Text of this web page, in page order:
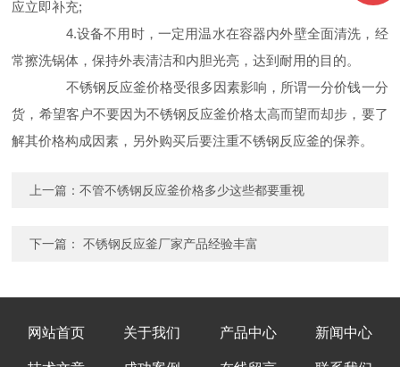
应立即补充;
4.设备不用时，一定用温水在容器内外壁全面清洗，经
常擦洗锅体，保持外表清洁和内胆光亮，达到耐用的目的。
不锈钢反应釜价格受很多因素影响，所谓一分价钱一分
货，希望客户不要因为不锈钢反应釜价格太高而望而却步，要了
解其价格构成因素，另外购买后要注重不锈钢反应釜的保养。
上一篇：不管不锈钢反应釜价格多少这些都要重视
下一篇：不锈钢反应釜厂家产品经验丰富
网站首页 关于我们 产品中心 新闻中心